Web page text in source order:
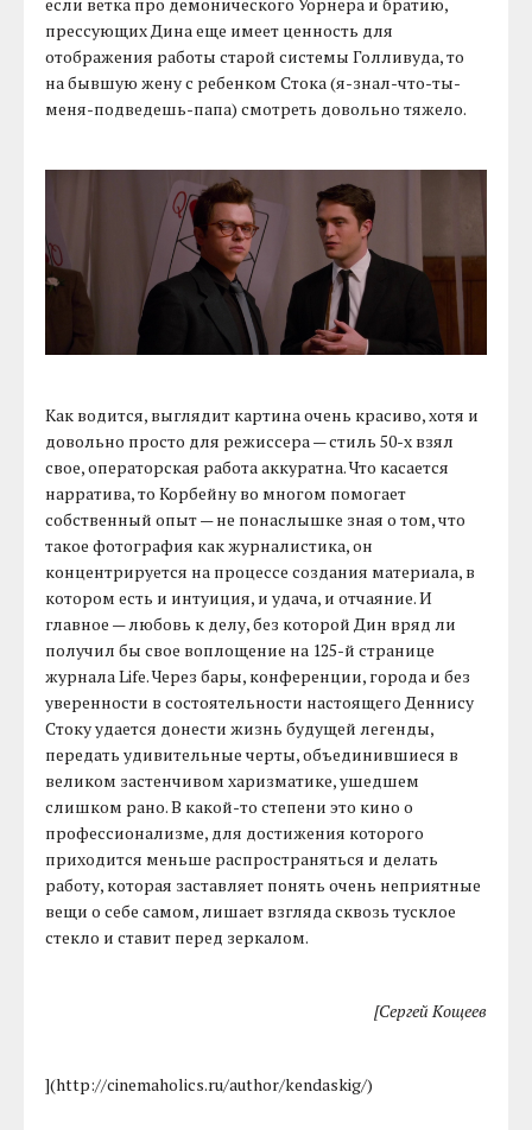
прессующих Дина еще имеет ценность для
отображения работы старой системы Голливуда, то
на бывшую жену с ребенком Стока (я-знал-что-ты-
меня-подведешь-папа) смотреть довольно тяжело.
Как водится, выглядит картина очень красиво, хотя и
довольно просто для режиссера — стиль 50-х взял
свое, операторская работа аккуратна. Что касается
нарратива, то Корбейну во многом помогает
собственный опыт — не понаслышке зная о том, что
такое фотография как журналистика, он
концентрируется на процессе создания материала, в
котором есть и интуиция, и удача, и отчаяние. И
главное — любовь к делу, без которой Дин вряд ли
получил бы свое воплощение на 125-й странице
журнала Life. Через бары, конференции, города и без
уверенности в состоятельности настоящего Деннису
Стоку удается донести жизнь будущей легенды,
передать удивительные черты, объединившиеся в
великом застенчивом харизматике, ушедшем
слишком рано. В какой-то степени это кино о
профессионализме, для достижения которого
приходится меньше распространяться и делать
работу, которая заставляет понять очень неприятные
вещи о себе самом, лишает взгляда сквозь тусклое
стекло и ставит перед зеркалом.
[Сергей Кощеев
](http://cinemaholics.ru/author/kendaskig/)